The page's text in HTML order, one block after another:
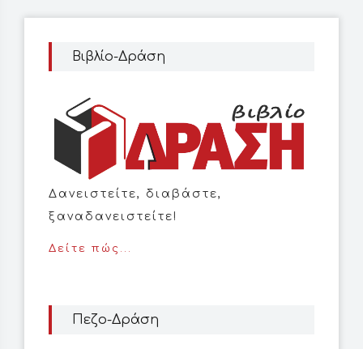
Βιβλίο-Δράση
Δανειστείτε, διαβάστε,
ξαναδανειστείτε!
Δείτε πώς...
Πεζο-Δράση